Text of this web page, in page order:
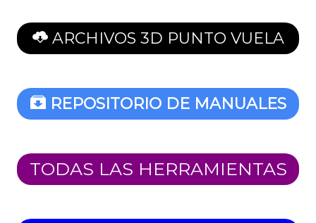
ARCHIVOS 3D PUNTO VUELA
REPOSITORIO DE MANUALES
TODAS LAS HERRAMIENTAS